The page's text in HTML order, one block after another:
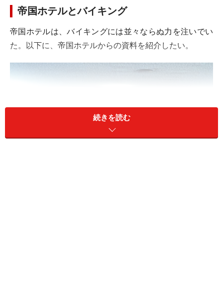
帝国ホテルとバイキング
帝国ホテルは、バイキングには並々ならぬ力を注いでい
た。以下に、帝国ホテルからの資料を紹介したい。
続きを読む